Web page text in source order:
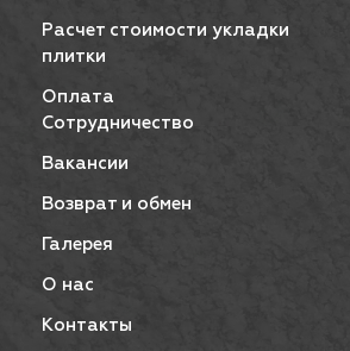
Расчет стоимости укладки
плитки
Оплата
Сотрудничество
Вакансии
Возврат и обмен
Галерея
О нас
Контакты